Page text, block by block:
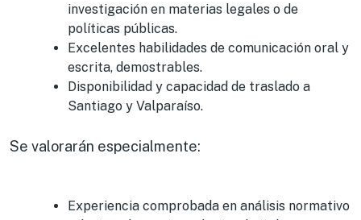
investigación en materias legales o de
políticas públicas.
Excelentes habilidades de comunicación oral y
escrita, demostrables.
Disponibilidad y capacidad de traslado a
Santiago y Valparaíso.
Se valorarán especialmente:
Experiencia comprobada en análisis normativo